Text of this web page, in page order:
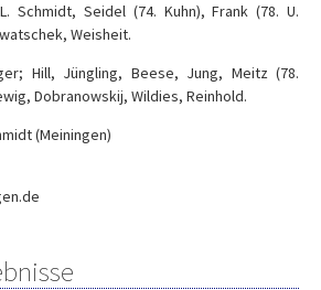
Schmidt, Seidel (74. Kuhn), Frank (78. U.
Weisheit.
Hill, Jüngling, Beese, Jung, Meitz (78.
Dobranowskij, Wildies, Reinhold.
(Meiningen)